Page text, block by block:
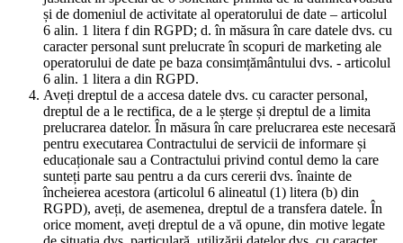
și de domeniul de activitate al operatorului de date – articolul
6 alin. 1 litera f din RGPD; d. în măsura în care datele dvs. cu
caracter personal sunt prelucrate în scopuri de marketing ale
operatorului de date pe baza consimțământului dvs. - articolul
6 alin. 1 litera a din RGPD.
Aveți dreptul de a accesa datele dvs. cu caracter personal,
dreptul de a le rectifica, de a le șterge și dreptul de a limita
prelucrarea datelor. În măsura în care prelucrarea este necesară
pentru executarea Contractului de servicii de informare și
educaționale sau a Contractului privind contul demo la care
sunteți parte sau pentru a da curs cererii dvs. înainte de
încheierea acestora (articolul 6 alineatul (1) litera (b) din
RGPD), aveți, de asemenea, dreptul de a transfera datele. În
orice moment, aveți dreptul de a vă opune, din motive legate